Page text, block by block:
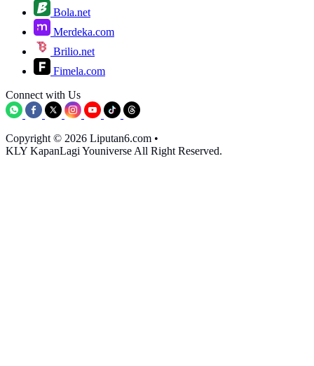
Bola.net
Merdeka.com
Brilio.net
Fimela.com
Connect with Us
Copyright © 2026 Liputan6.com •
KLY KapanLagi Youniverse All Right Reserved.